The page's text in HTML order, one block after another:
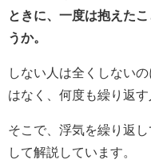
ときに、一度は抱えた
うか。
しない人は全くしない
はなく、何度も繰り返す
そこで、浮気を繰り返
して解説しています。